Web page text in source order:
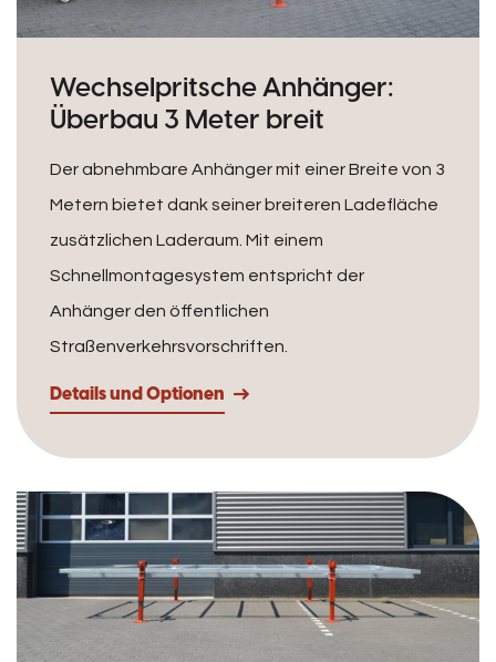
Wechselpritsche Anhänger:
Überbau 3 Meter breit
Der abnehmbare Anhänger mit einer Breite von 3
Metern bietet dank seiner breiteren Ladefläche
zusätzlichen Laderaum. Mit einem
Schnellmontagesystem entspricht der
Anhänger den öffentlichen
Straßenverkehrsvorschriften.
Details und Optionen